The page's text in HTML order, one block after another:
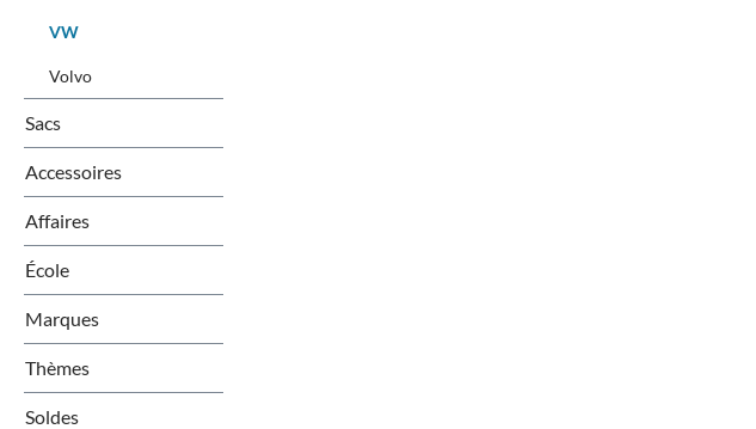
VW
Volvo
Sacs
Accessoires
Affaires
École
Marques
Thèmes
Soldes